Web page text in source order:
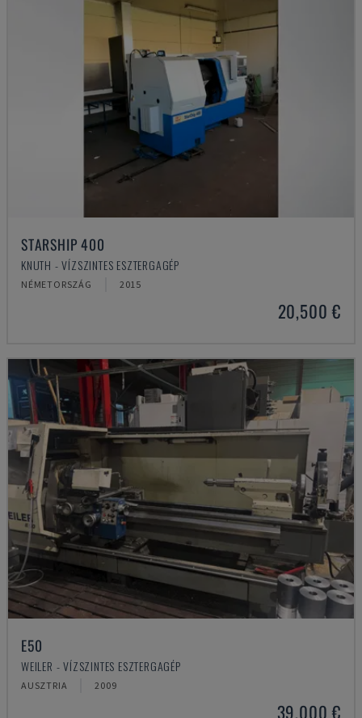
STARSHIP 400
KNUTH - VÍZSZINTES ESZTERGAGÉP
NÉMETORSZÁG 2015
20,500 €
E50
WEILER - VÍZSZINTES ESZTERGAGÉP
AUSZTRIA 2009
39,000 €